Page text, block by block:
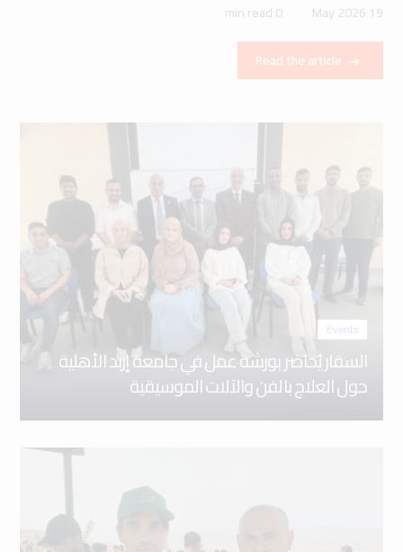
19 May 2026
0 min read
Read the article
Events
السقار يُحاضر بورشة عمل في جامعة إربد الأهلية
حول العلاج بالفن والآلات الموسيقية